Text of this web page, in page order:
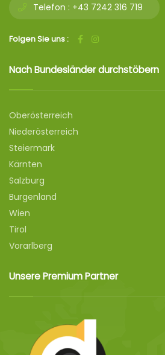
Telefon : +43 7242 316 719
Folgen Sie uns :
Nach Bundesländer durchstöbern
Oberösterreich
Niederösterreich
Steiermark
Kärnten
Salzburg
Burgenland
Wien
Tirol
Vorarlberg
Unsere Premium Partner